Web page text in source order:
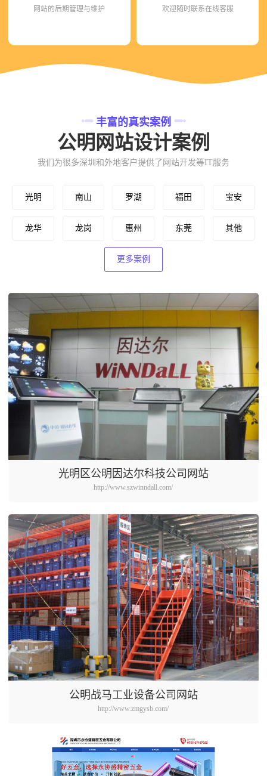
网站的后期管理与维护 欢迎随时联系在线客服
丰富的真实案例
公明网站设计案例
我们为很多深圳和外地客户提供了网站开发等IT服务
光明 南山 罗湖 福田 宝安
龙华 龙岗 惠州 东莞 其他
更多案例
光明区公明因达尔科技公司网站
http://www.szwinndall.com/
公明战马工业设备公司网站
http://www.zmgysb.com/